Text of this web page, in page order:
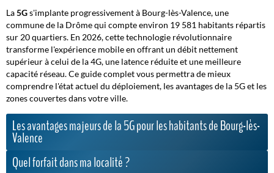
La5Gs'implante progressivement à Bourg-lès-Valence, une
commune de la Drôme qui compte environ 19 581 habitants répartis
sur 20 quartiers. En 2026, cette technologie révolutionnaire
transforme l'expérience mobile en offrant un débit nettement
supérieur à celui de la 4G, une latence réduite et une meilleure
capacité réseau. Ce guide complet vous permettra de mieux
comprendre l'état actuel du déploiement, les avantages de la 5G et les
zones couvertes dans votre ville.
Les avantages majeurs de la 5G pour les habitants de Bourg-lès-
Valence
Quel forfait dans ma localité ?